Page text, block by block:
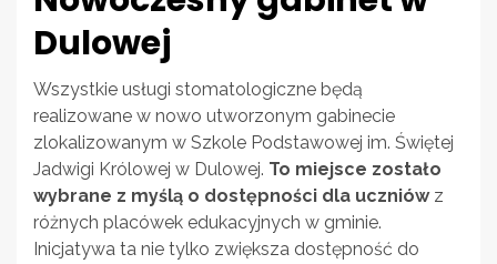
Dulowej
Wszystkie usługi stomatologiczne będą
realizowane w nowo utworzonym gabinecie
zlokalizowanym w Szkole Podstawowej im. Świętej
Jadwigi Królowej w Dulowej. To miejsce zostało
wybrane z myślą o dostępności dla uczniówz
różnych placówek edukacyjnych w gminie.
Inicjatywa ta nie tylko zwiększa dostępność do